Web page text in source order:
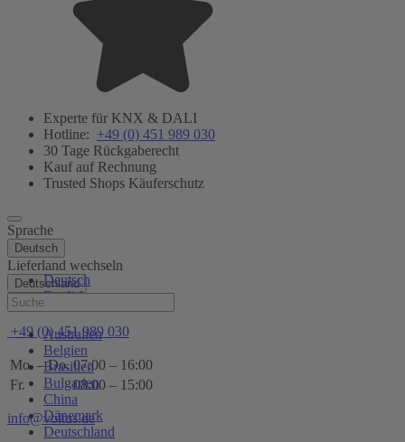
Experte für KNX & DALI
Hotline: +49 (0) 451 989 030
30 Tage Rückgaberecht
Kauf auf Rechnung
Trusted Shops Käuferschutz
Sprache
Deutsch
Deutsch
English
Lieferland wechseln
Deutschland
Australien
Belgien
Brasilien
Bulgarien
China
Dänemark
Deutschland
Hilfe
+49 (0) 451 989 030
Mo. – Do. 07:00 – 16:00
Fr.
08:00 – 15:00
info@voltus.de